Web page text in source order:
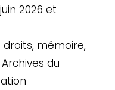
2026 et
: droits, mémoire,
du